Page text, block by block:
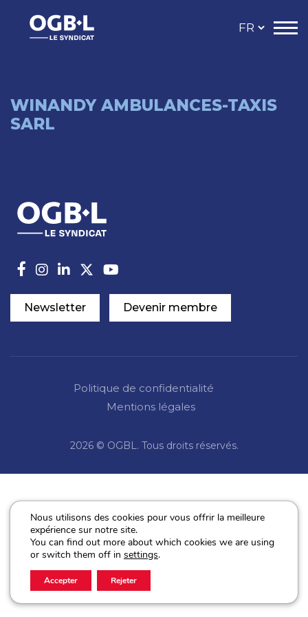
WINANDY AMBULANCES-TAXIS
SARL
Newsletter Devenir membre
Politique de confidentialité
Mentions légales
2026 © OGBL. Tous droits réservés.
Nous utilisons des cookies pour vous offrir la meilleure
expérience sur notre site.
You can find out more about which cookies we are using
or switch them off in settings.
Accepter Rejeter